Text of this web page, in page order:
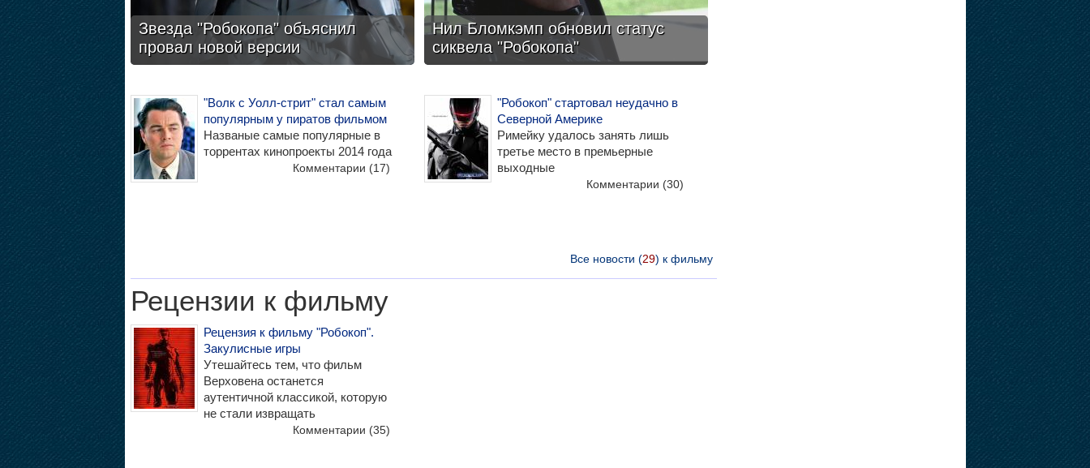
Звезда "Робокопа" объяснил
провал новой версии
Нил Бломкэмп обновил статус
сиквела "Робокопа"
"Волк с Уолл-стрит" стал самым
популярным у пиратов фильмом
Названые самые популярные в
торрентах кинопроекты 2014 года
Комментарии (17)
"Робокоп" стартовал неудачно в
Северной Америке
Римейку удалось занять лишь
третье место в премьерные
выходные
Комментарии (30)
Все новости (29) к фильму
Рецензии к фильму
Рецензия к фильму "Робокоп".
Закулисные игры
Утешайтесь тем, что фильм
Верховена останется
аутентичной классикой, которую
не стали извращать
Комментарии (35)